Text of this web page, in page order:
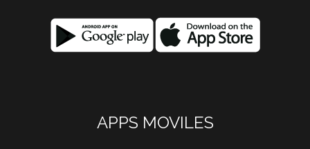
APPS MOVILES